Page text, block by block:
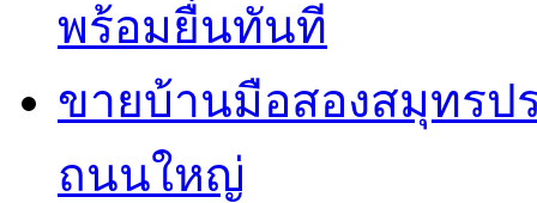
พร้อมยื่นทันที
ขายบ้านมือสองสมุทรป
ถนนใหญ่